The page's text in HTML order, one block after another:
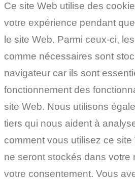
Ce site Web utilise des
votre expérience pendant
le site Web. Parmi ceux-ci,
comme nécessaires sont
navigateur car ils sont
fonctionnement des
site Web. Nous utilisons
tiers qui nous aident à
comment vous utilisez ce
ne seront stockés dans votre
votre consentement. Vous